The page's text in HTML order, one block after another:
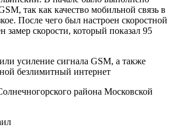
так как качество мобильной связь в
После чего был настроен скоростной
замер скорости, который показал 95
усиление сигнала GSM, а также
безлимитный интернет